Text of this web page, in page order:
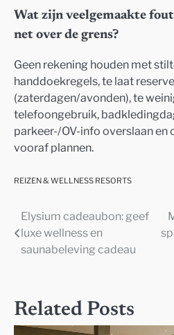
Wat zijn veelgemaakte
net over de grens?
Geen rekening houden met
handdoekregels, te laat
(zaterdagen/avonden), te
telefoongebruik,
parkeer-/OV-info overslaan
vooraf plannen.
REIZEN & WELLNESS RESORTS
Post
navigation
Elysium cadeaubon: geef
luxe wellness en
saunabeleving cadeau
Related Posts